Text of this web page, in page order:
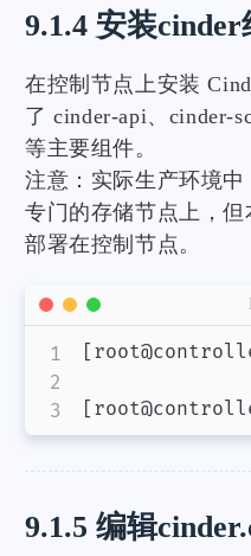
9.1.4 安装
在控制节点上安装
了 cinder-api、cinder-
等主要组件。
注意：实际生产环境
专门的存储节点上，
部署在控制节点。
[
[
9.1.5 编辑